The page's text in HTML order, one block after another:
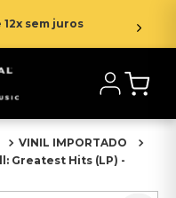
sem juros
VINIL IMPORTADO
Greatest Hits (LP) -